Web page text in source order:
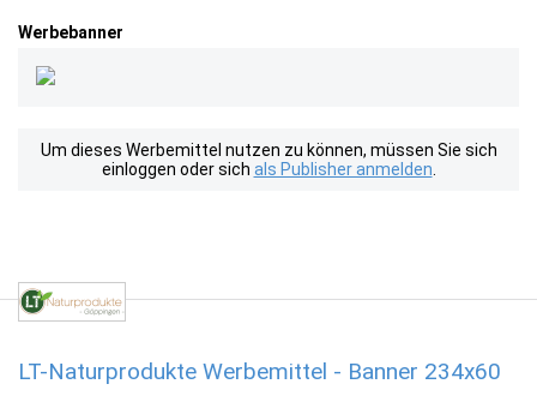
Werbebanner
Um dieses Werbemittel nutzen zu können, müssen Sie sich
einloggen oder sich als Publisher anmelden
LT-Naturprodukte Werbemittel - Banner 234x60